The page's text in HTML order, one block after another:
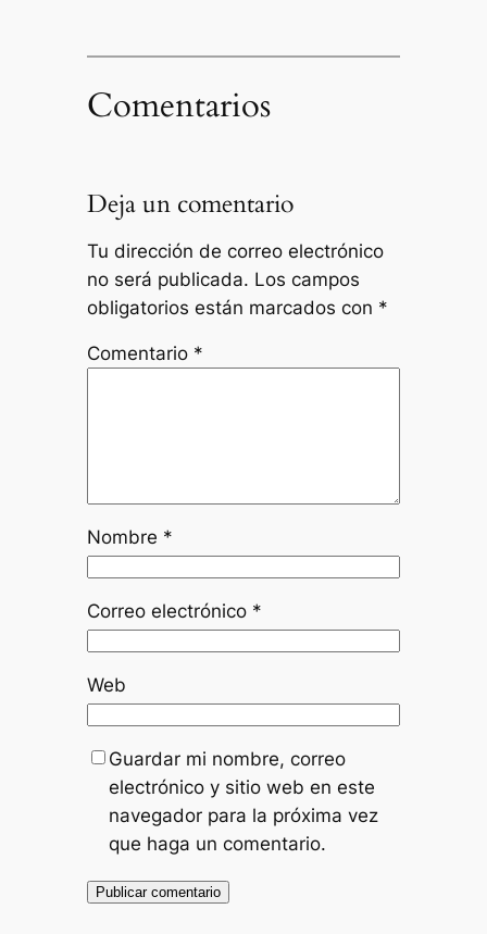
Comentarios
Deja un comentario
Tu dirección de correo electrónico
no será publicada. Los campos
obligatorios están marcados con *
Comentario *
Nombre *
Correo electrónico *
Web
Guardar mi nombre, correo
electrónico y sitio web en este
navegador para la próxima vez
que haga un comentario.